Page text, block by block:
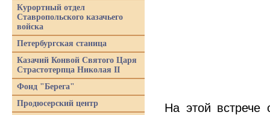
На этой встрече
Курортный отдел
Ставропольского казачьего
войска
Петербургская станица
Казачий Конвой Святого Царя
Страстотерпца Николая II
Фонд "Берега"
Продюсерский центр